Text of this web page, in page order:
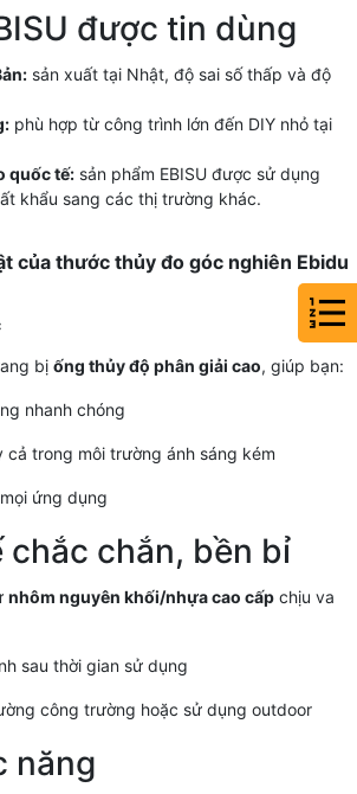
được tin dùng
sản xuất tại Nhật, độ sai số thấp và độ
phù hợp từ công trình lớn đến DIY nhỏ tại
quốc tế:sản phẩm EBISU được sử dụng
khẩu sang các thị trường khác.
của thước thủy đo góc nghiên Ebidu
bị ống thủy độ phân giải cao, giúp bạn:
nhanh chóng
trong môi trường ánh sáng kém
ứng dụng
chắc chắn, bền bỉ
nhôm nguyên khối/nhựa cao cấpchịu va
sau thời gian sử dụng
công trường hoặc sử dụng outdoor
năng